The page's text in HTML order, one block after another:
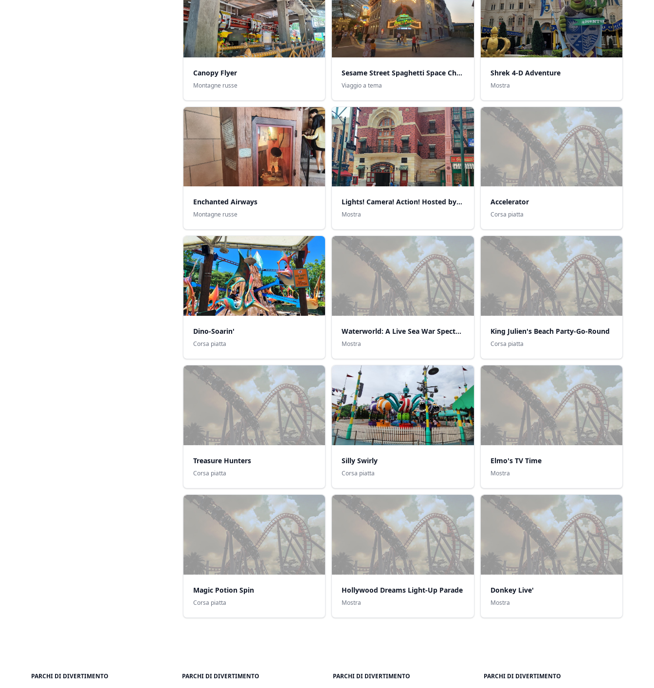
Canopy Flyer
Montagne russe
Sesame Street Spaghetti Space Chase
Viaggio a tema
Shrek 4-D Adventure
Mostra
Enchanted Airways
Montagne russe
Lights! Camera! Action! Hosted by Steven Spielberg
Mostra
Accelerator
Corsa piatta
Dino-Soarin'
Corsa piatta
Waterworld: A Live Sea War Spectacular
Mostra
King Julien's Beach Party-Go-Round
Corsa piatta
Treasure Hunters
Corsa piatta
Silly Swirly
Corsa piatta
Elmo's TV Time
Mostra
Magic Potion Spin
Corsa piatta
Hollywood Dreams Light-Up Parade
Mostra
Donkey Live'
Mostra
PARCHI DI DIVERTIMENTO PARCHI DI DIVERTIMENTO PARCHI DI DIVERTIMENTO PARCHI DI DIVERTIMENTO